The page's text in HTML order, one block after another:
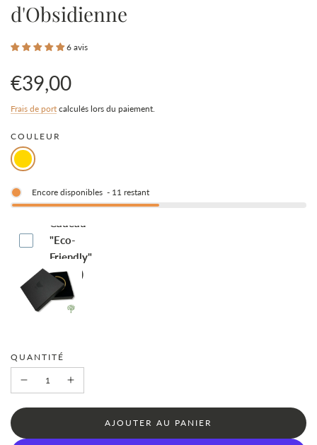
d'Obsidienne
6 avis
Prix
en
solde
Prix
régulier
€39,00
Frais de port calculés lors du paiement.
COULEUR
Encore disponibles - 11 restant
Boite-
Cadeau
"Eco-
Friendly"
(€4.95)
QUANTITÉ
C
AJOUTER AU PANIER